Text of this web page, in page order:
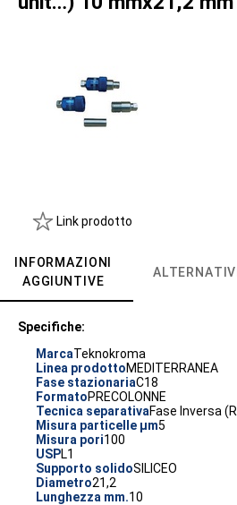
Link prodotto
INFORMAZIONI
AGGIUNTIVE
Specifiche:
MarcaTeknokroma
Linea prodottoMEDITERRANEA
Fase stazionariaC18
FormatoPRECOLONNE
Tecnica separativaFase Inversa
Misura particelle µm5
Misura pori100
USPL1
Supporto solidoSILICEO
Diametro21,2
Lunghezza mm.10